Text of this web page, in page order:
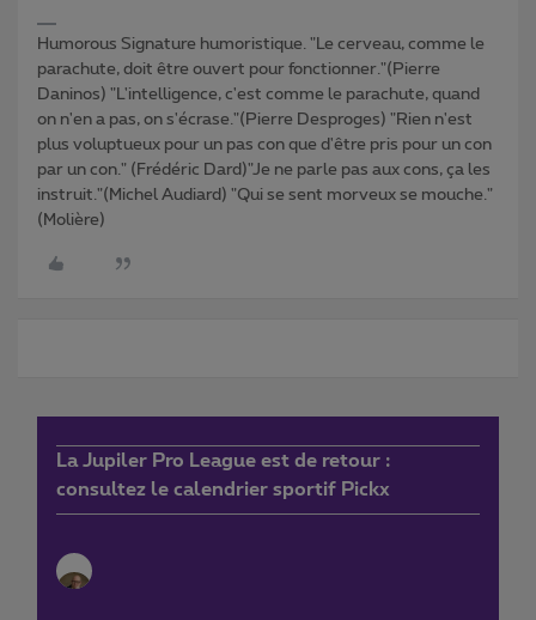
Humorous Signature humoristique. "Le cerveau, comme le
parachute, doit être ouvert pour fonctionner."(Pierre
Daninos) "L'intelligence, c'est comme le parachute, quand
on n'en a pas, on s'écrase."(Pierre Desproges) "Rien n'est
plus voluptueux pour un pas con que d'être pris pour un con
par un con." (Frédéric Dard)"Je ne parle pas aux cons, ça les
instruit."(Michel Audiard) "Qui se sent morveux se mouche."
(Molière)
La Jupiler Pro League est de retour :
consultez le calendrier sportif Pickx